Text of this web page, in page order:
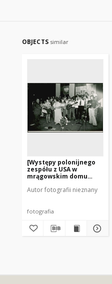
OBJECTS similar
[Występy polonijnego
zespółu z USA w
mrągowskim domu
Autor fotografii nieznany
fotografia